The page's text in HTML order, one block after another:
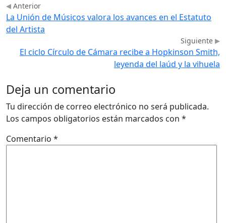
Anterior
La Unión de Músicos valora los avances en el Estatuto
del Artista
Siguiente
El ciclo Círculo de Cámara recibe a Hopkinson Smith,
leyenda del laúd y la vihuela
Deja un comentario
Tu dirección de correo electrónico no será publicada.
Los campos obligatorios están marcados con *
Comentario *